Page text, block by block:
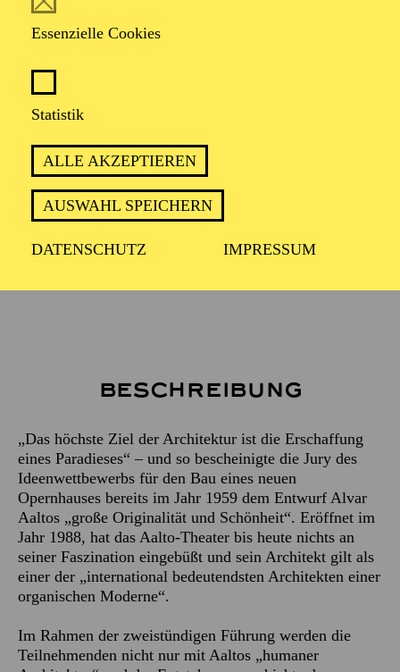
Essenzielle Cookies
Statistik
ALLE AKZEPTIEREN
AUSWAHL SPEICHERN
DATENSCHUTZ IMPRESSUM
ca. 2 Stunden
Beschreibung
„Das höchste Ziel der Architektur ist die Erschaffung
eines Paradieses“ – und so bescheinigte die Jury des
Ideenwettbewerbs für den Bau eines neuen
Opernhauses bereits im Jahr 1959 dem Entwurf Alvar
Aaltos „große Originalität und Schönheit“. Eröffnet im
Jahr 1988, hat das Aalto-Theater bis heute nichts an
seiner Faszination eingebüßt und sein Architekt gilt als
einer der „international bedeutendsten Architekten einer
organischen Moderne“.
Im Rahmen der zweistündigen Führung werden die
Teilnehmenden nicht nur mit Aaltos „humaner